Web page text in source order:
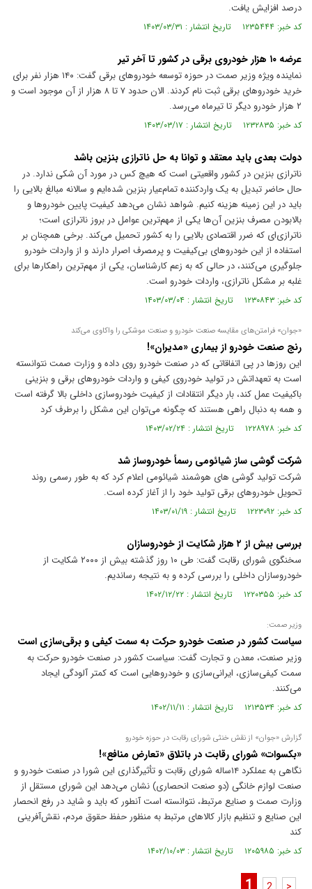
درصد افزایش یافت.
کد خبر: ۱۲۳۵۴۴۴ تاریخ انتشار : ۱۴۰۳/۰۳/۳۱
عرضه ۱۰ هزار خودروی برقی در کشور تا آخر تیر
نماینده ویژه وزیر صمت در حوزه توسعه خودرو‌های برقی گفت: ۱۴۰ هزار نفر برای
خرید خودرو‌های برقی ثبت نام کردند. الان حدود ۷ تا ۸ هزار از آن موجود است و
۲ هزار خودرو دیگر تا تیرماه می‌رسد.
کد خبر: ۱۲۳۲۸۳۵ تاریخ انتشار : ۱۴۰۳/۰۳/۱۷
دولت بعدی باید معتقد و توانا به حل ناترازی بنزین باشد
ناترازی بنزین در کشور واقعیتی است که هیچ کس در مورد آن شکی ندارد. در
حال حاضر تبدیل به یک واردکننده تمام‌عیار بنزین شده‌ایم و سالانه مبالغ بالایی را
باید در این زمینه هزینه کنیم. شواهد نشان می‌دهد کیفیت پایین خودرو‌ها و
بالابودن مصرف بنزین آن‌ها یکی از مهم‌ترین عوامل در بروز ناترازی است؛
ناترازی‌ای که ضرر اقتصادی بالایی را به کشور تحمیل می‌کند. برخی همچنان بر
استفاده از این خودرو‌های بی‌کیفیت و پرمصرف اصرار دارند و از واردات خودرو
جلوگیری می‌کنند، در حالی که به زعم کارشناسان، یکی از مهم‌ترین راهکار‌ها برای
غلبه بر مشکل ناترازی، واردات خودرو است.
کد خبر: ۱۲۳۰۸۴۳ تاریخ انتشار : ۱۴۰۳/۰۳/۰۴
«جوان» فرامتن‌های مقایسه صنعت خودرو و صنعت موشکی را واکاوی می‌کند
رنج صنعت خودرو از بیماری «مدیران»!
این روز‌ها در پی اتفاقاتی که در صنعت خودرو روی داده و وزارت صمت نتوانسته
است به تعهداتش در تولید خودروی کیفی و واردات خودرو‌های برقی و بنزینی
باکیفیت عمل کند، بار دیگر انتقادات از کیفیت خودروسازی داخلی بالا گرفته است
و همه به دنبال راهی هستند که چگونه می‌توان این مشکل را برطرف کرد
کد خبر: ۱۲۲۸۹۷۸ تاریخ انتشار : ۱۴۰۳/۰۲/۲۴
شرکت گوشی ساز شیائومی رسماً خودروساز شد
شرکت تولید گوشی های هوشمند شیائومی اعلام کرد که به طور رسمی روند
تحویل خودروهای برقی تولید خود را از آغاز کرده است.
کد خبر: ۱۲۲۳۰۹۲ تاریخ انتشار : ۱۴۰۳/۰۱/۱۹
بررسی بیش از ۲ هزار شکایت از خودروسازان
سخنگوی شورای رقابت گفت: طی ۱۰ روز گذشته بیش از ۲۰۰۰ شکایت از
خودروسازان داخلی را بررسی کرده و به نتیجه رساندیم.
کد خبر: ۱۲۲۰۳۵۵ تاریخ انتشار : ۱۴۰۲/۱۲/۲۲
وزیر صمت:
سیاست کشور در صنعت خودرو حرکت به سمت کیفی و برقی‌سازی است
وزیر صنعت، معدن و تجارت گفت: سیاست کشور در صنعت خودرو حرکت به
سمت کیفی‌سازی، ایرانی‌سازی و خودرو‌هایی است که کمتر آلودگی ایجاد
می‌کنند.
کد خبر: ۱۲۱۳۵۳۴ تاریخ انتشار : ۱۴۰۲/۱۱/۱۱
گزارش «جوان» از نقش خنثی شورای رقابت در حوزه خودرو
«بکسوات» شورای رقابت در باتلاق «تعارض منافع»!
نگاهی به عملکرد ۱۴ساله شورای رقابت و تأثیر‌گذاری این شورا در صنعت خودرو و
صنعت لوازم خانگی (دو صنعت انحصاری) نشان می‌دهد این شورای مستقل از
وزارت صمت و صنایع مرتبط، نتوانسته است آنطور که باید و شاید در رفع انحصار
این صنایع و تنظیم بازار کالا‌های مرتبط به منظور حفظ حقوق مردم، نقش‌آفرینی
کند
کد خبر: ۱۲۰۵۹۸۵ تاریخ انتشار : ۱۴۰۲/۱۰/۰۳